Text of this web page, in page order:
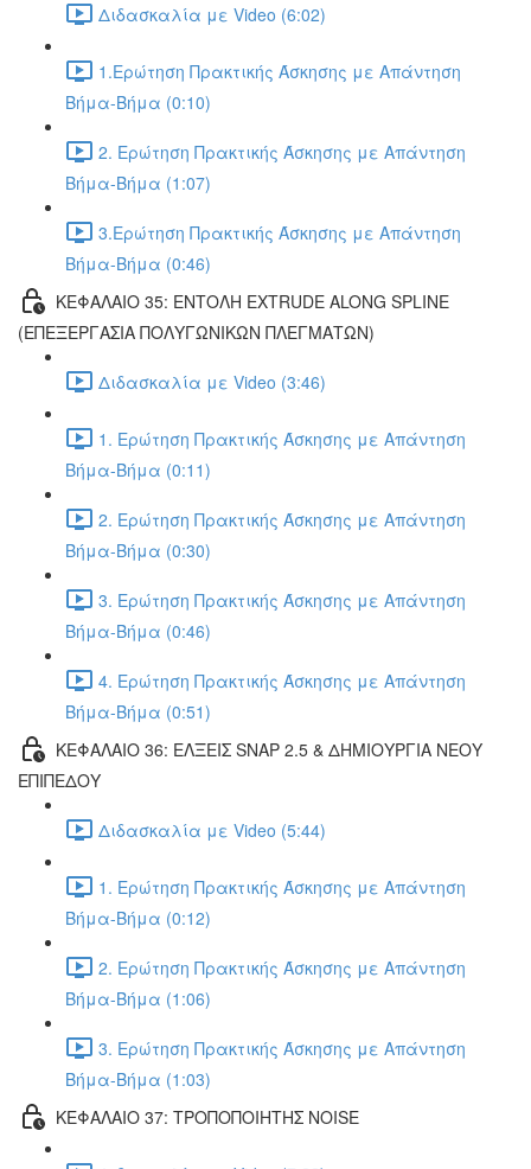
Διδασκαλία με Video (6:02)
1.Ερώτηση Πρακτικής Άσκησης με Απάντηση
Βήμα-Βήμα (0:10)
2. Ερώτηση Πρακτικής Άσκησης με Απάντηση
Βήμα-Βήμα (1:07)
3.Ερώτηση Πρακτικής Άσκησης με Απάντηση
Βήμα-Βήμα (0:46)
ΚΕΦΑΛΑΙΟ 35: ΕΝΤΟΛΗ EXTRUDE ALONG SPLINE
(ΕΠΕΞΕΡΓΑΣΙΑ ΠΟΛΥΓΩΝΙΚΩΝ ΠΛΕΓΜΑΤΩΝ)
Διδασκαλία με Video (3:46)
1. Ερώτηση Πρακτικής Άσκησης με Απάντηση
Βήμα-Βήμα (0:11)
2. Ερώτηση Πρακτικής Άσκησης με Απάντηση
Βήμα-Βήμα (0:30)
3. Ερώτηση Πρακτικής Άσκησης με Απάντηση
Βήμα-Βήμα (0:46)
4. Ερώτηση Πρακτικής Άσκησης με Απάντηση
Βήμα-Βήμα (0:51)
ΚΕΦΑΛΑΙΟ 36: ΕΛΞΕΙΣ SNAP 2.5 & ΔΗΜΙΟΥΡΓΙΑ ΝΕΟΥ
ΕΠΙΠΕΔΟΥ
Διδασκαλία με Video (5:44)
1. Ερώτηση Πρακτικής Άσκησης με Απάντηση
Βήμα-Βήμα (0:12)
2. Ερώτηση Πρακτικής Άσκησης με Απάντηση
Βήμα-Βήμα (1:06)
3. Ερώτηση Πρακτικής Άσκησης με Απάντηση
Βήμα-Βήμα (1:03)
ΚΕΦΑΛΑΙΟ 37: ΤΡΟΠΟΠΟΙΗΤΗΣ NOISE